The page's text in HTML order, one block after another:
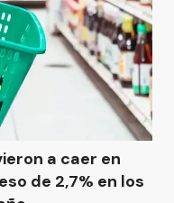
a caer en
de 2,7% en los